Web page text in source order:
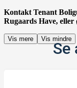
Kontakt Tenant
Rugaards Have,
Vis mere Vis mindre
Se